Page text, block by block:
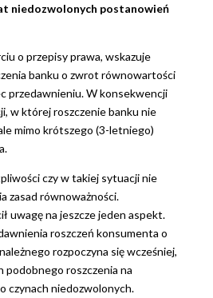
niedozwolonych postanowień
o przepisy prawa, wskazuje
banku o zwrot równowartości
przedawnieniu. W konsekwencji
w której roszczenie banku nie
mimo krótszego (3-letniego)
czy w takiej sytuacji nie
zasad równoważności.
uwagę na jeszcze jeden aspekt.
roszczeń konsumenta o
rozpoczyna się wcześniej,
podobnego roszczenia na
czynach niedozwolonych.